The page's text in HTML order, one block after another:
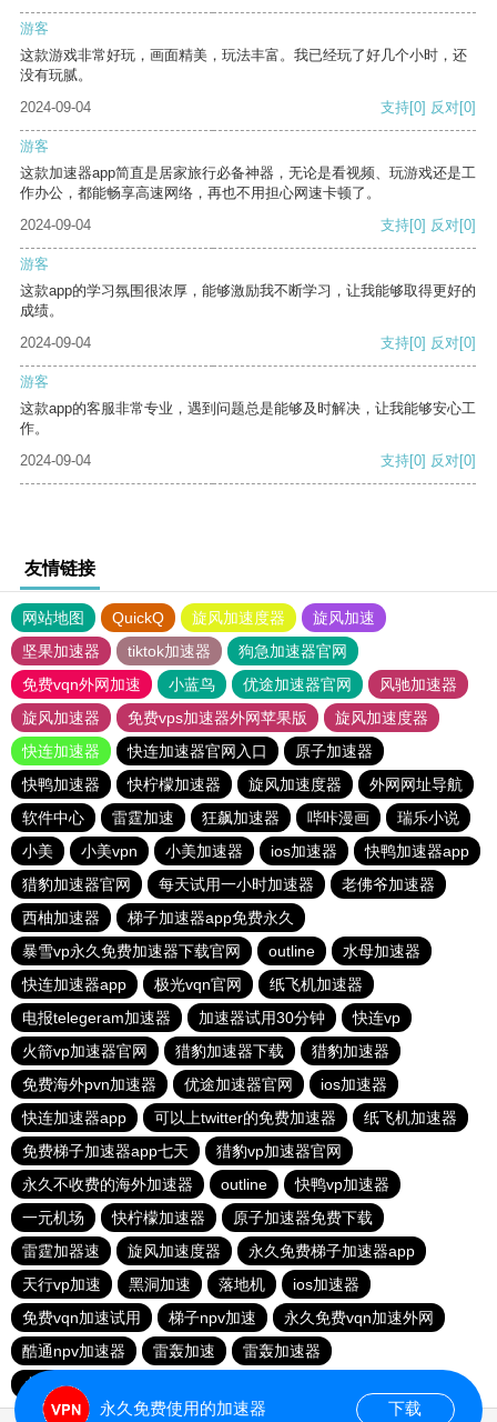
游客
这款游戏非常好玩，画面精美，玩法丰富。我已经玩了好几个小时，还
没有玩腻。
2024-09-04
支持[0] 反对[0]
游客
这款加速器app简直是居家旅行必备神器，无论是看视频、玩游戏还是工
作办公，都能畅享高速网络，再也不用担心网速卡顿了。
2024-09-04
支持[0] 反对[0]
游客
这款app的学习氛围很浓厚，能够激励我不断学习，让我能够取得更好的
成绩。
2024-09-04
支持[0] 反对[0]
游客
这款app的客服非常专业，遇到问题总是能够及时解决，让我能够安心工
作。
2024-09-04
支持[0] 反对[0]
友情链接
网站地图 QuickQ 旋风加速度器
旋风加速
坚果加速器
tiktok加速器
狗急加速器官网
免费vqn外网加速
小蓝鸟 优途加速器官网
风驰加速器
旋风加速器
免费vps加速器外网苹果版
旋风加速度器
快连加速器
快连加速器官网入口
原子加速器
快鸭加速器
快柠檬加速器 旋风加速度器
外网网址导航
软件中心
雷霆加速 狂飙加速器 哔咔漫画
瑞乐小说
小美
小美vpn 小美加速器 ios加速器
快鸭加速器app
猎豹加速器官网
每天试用一小时加速器
老佛爷加速器
西柚加速器
梯子加速器app免费永久
暴雪vp永久免费加速器下载官网
outline
水母加速器
快连加速器app
极光vqn官网
纸飞机加速器
电报telegeram加速器
加速器试用30分钟
快连vp
火箭vp加速器官网
猎豹加速器下载
猎豹加速器
免费海外pvn加速器
优途加速器官网
ios加速器
快连加速器app
可以上twitter的免费加速器
纸飞机加速器
免费梯子加速器app七天
猎豹vp加速器官网
永久不收费的海外加速器
outline
快鸭vp加速器
一元机场
快柠檬加速器
原子加速器免费下载
雷霆加器速
旋风加速度器
永久免费梯子加速器app
天行vp加速
黑洞加速 落地机
ios加速器
免费vqn加速试用
梯子npv加速
永久免费vqn加速外网
酷通npv加速器
雷轰加速
雷轰加速器
小猫咪ciash加速器
永久免费使用的加速器 下载